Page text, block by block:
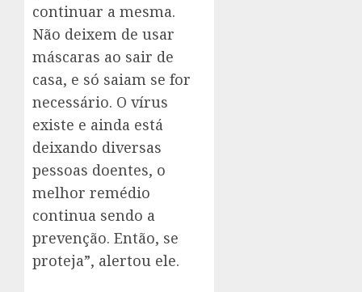
continuar a mesma.
Não deixem de usar
máscaras ao sair de
casa, e só saiam se for
necessário. O vírus
existe e ainda está
deixando diversas
pessoas doentes, o
melhor remédio
continua sendo a
prevenção. Então, se
proteja”, alertou ele.